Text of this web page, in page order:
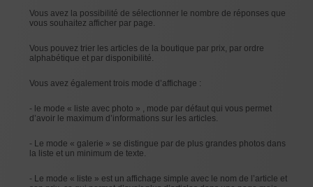
Vous avez la possibilité de sélectionner le nombre de réponses que
vous souhaitez afficher par page.
Vous pouvez trier les articles de la boutique par prix, par ordre
alphabétique et par disponibilité.
Vous avez également trois mode d’affichage :
- le mode « liste avec photo » , mode par défaut qui vous permet
d’avoir le maximum d’informations sur les articles.
- Le mode « galerie » se distingue par de plus grandes photos dans
la liste et un minimum de texte.
- Le mode « liste » est un affichage simple avec le nom de l’article et